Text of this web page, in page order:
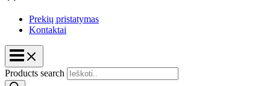
Prekių pristatymas
Kontaktai
Products search